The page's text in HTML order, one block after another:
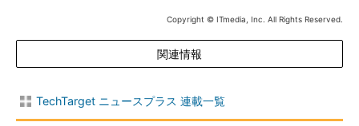
Copyright © ITmedia, Inc. All Rights Reserved.
関連情報
TechTarget ニュースプラス 連載一覧